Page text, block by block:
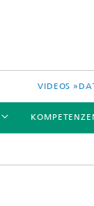
VIDEOS